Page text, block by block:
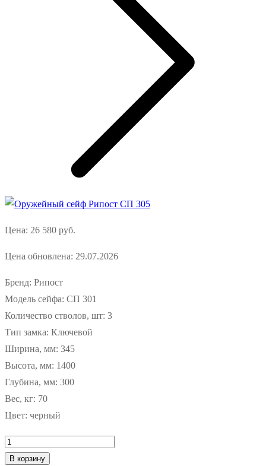
Цена: 26 580 руб.
Цена обновлена: 29.07.2026
Бренд: Рипост
Модель сейфа: СП 301
Количество стволов, шт: 3
Тип замка: Ключевой
Ширина, мм: 345
Высота, мм: 1400
Глубина, мм: 300
Вес, кг: 70
Цвет: черный
Количество
товара
В корзину